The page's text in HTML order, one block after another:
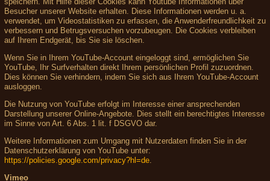
Besucher unserer Website erhalten. Diese Informationen werden u. a.
verwendet, um Videostatistiken zu erfassen, die Anwenderfreundlichkeit zu
verbessern und Betrugsversuchen vorzubeugen. Die Cookies verbleiben
auf Ihrem Endgerät, bis Sie sie löschen.
Wenn Sie in Ihrem YouTube-Account eingeloggt sind, ermöglichen Sie
YouTube, Ihr Surfverhalten direkt Ihrem persönlichen Profil zuzuordnen.
Dies können Sie verhindern, indem Sie sich aus Ihrem YouTube-Account
ausloggen.
Die Nutzung von YouTube erfolgt im Interesse einer ansprechenden
Darstellung unserer Online-Angebote. Dies stellt ein berechtigtes Interesse
im Sinne von Art. 6 Abs. 1 lit. f DSGVO dar.
Weitere Informationen zum Umgang mit Nutzerdaten finden Sie in der
Datenschutzerklärung von YouTube unter:
https://policies.google.com/privacy?hl=de
Vimeo